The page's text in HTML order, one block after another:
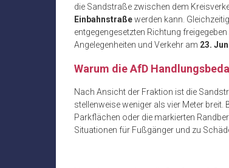
die Sandstraße zwischen dem
Einbahnstraßewerden kann.
entgegengesetzten Richtung
Angelegenheiten und Verkehr am 23.
Warum die AfD
Nach Ansicht der Fraktion ist die
stellenweise weniger als vier Meter
Parkflächen oder die markierten
Situationen für Fußgänger und zu